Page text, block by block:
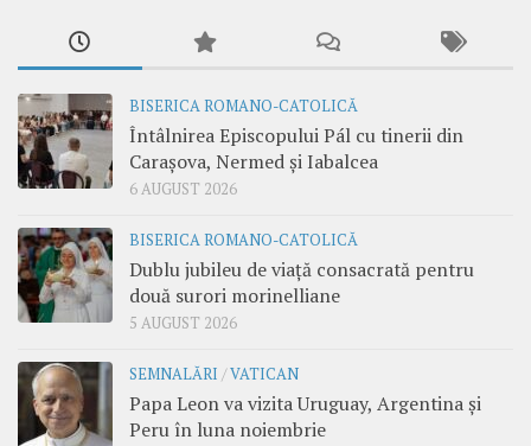
BISERICA ROMANO-CATOLICĂ
Întâlnirea Episcopului Pál cu tinerii din
Carașova, Nermed și Iabalcea
6 AUGUST 2026
BISERICA ROMANO-CATOLICĂ
Dublu jubileu de viață consacrată pentru
două surori morinelliane
5 AUGUST 2026
SEMNALĂRI /VATICAN
Papa Leon va vizita Uruguay, Argentina și
Peru în luna noiembrie